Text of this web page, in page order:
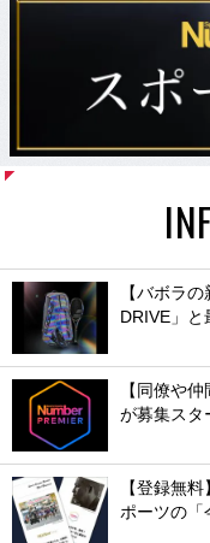
【バボラ
DRIVE」
【同僚や
が募集スタ
【登録無
ポーツの「